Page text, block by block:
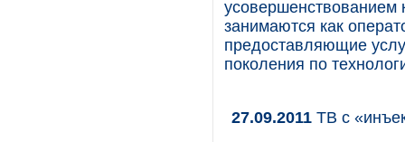
усовершенствованием
занимаются как
предоставляющие
поколения по
27.09.2011 ТВ с